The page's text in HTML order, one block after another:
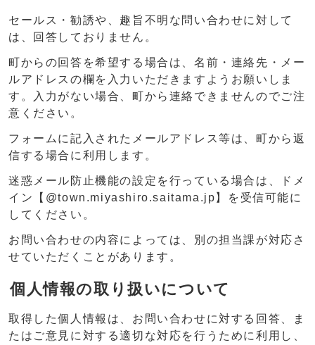
セールス・勧誘や、趣旨不明な問い合わせに対して
は、回答しておりません。
町からの回答を希望する場合は、名前・連絡先・メー
ルアドレスの欄を入力いただきますようお願いしま
す。入力がない場合、町から連絡できませんのでご注
意ください。
フォームに記入されたメールアドレス等は、町から返
信する場合に利用します。
迷惑メール防止機能の設定を行っている場合は、ドメ
イン【@town.miyashiro.saitama.jp】を受信可能に
してください。
お問い合わせの内容によっては、別の担当課が対応さ
せていただくことがあります。
個人情報の取り扱いについて
取得した個人情報は、お問い合わせに対する回答、ま
たはご意見に対する適切な対応を行うために利用し、